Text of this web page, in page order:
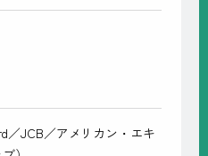
／JCB／アメリカン・エキ